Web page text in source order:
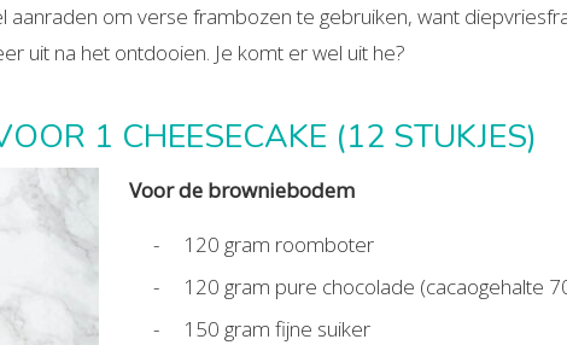
aanraden om verse frambozen te gebruiken, want
uit na het ontdooien. Je komt er wel uit he?
1 CHEESECAKE (12 STUKJES)
Voor de browniebodem
120 gram roomboter
120 gram pure chocolade (cacaogehalte
150 gram fijne suiker